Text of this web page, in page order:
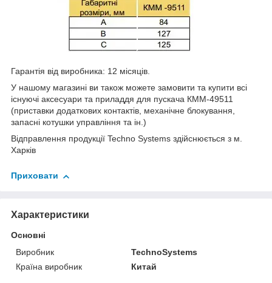
Гарантія від виробника: 12 місяців.
У нашому магазині ви також можете замовити та купити всі
існуючі аксесуари та приладдя для пускача КММ-49511
(приставки додаткових контактів, механічне блокування,
запасні котушки управління та ін.)
Відправлення продукції Techno Systems здійснюється з м.
Харків
Приховати
Характеристики
Основні
Виробник
TechnoSystems
Країна виробник
Китай